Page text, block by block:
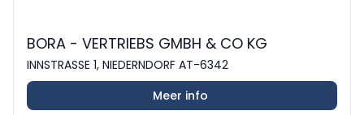
BORA - VERTRIEBS GMBH & CO KG
INNSTRASSE 1, NIEDERNDORF AT-6342
Meer info